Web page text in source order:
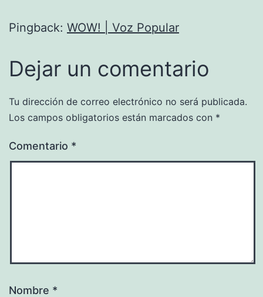
Pingback: WOW! | Voz Popular
Dejar un comentario
Tu dirección de correo electrónico no será publicada.
Los campos obligatorios están marcados con *
Comentario *
Nombre *